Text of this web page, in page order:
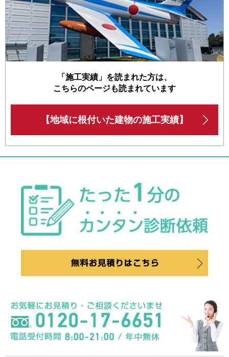
「施工実績」を読まれた方は、
こちらのページも読まれています
【地域に根付いた建物の施工実績】